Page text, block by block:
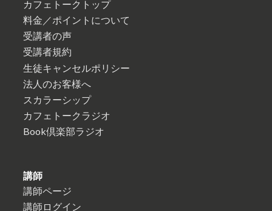
カフェトークトップ
料金／ポイントについて
受講者の声
受講者規約
生徒キャンセルポリシー
法人のお客様へ
スカラーシップ
カフェトークラジオ
Book倶楽部ラジオ
講師
講師ページ
講師ログイン